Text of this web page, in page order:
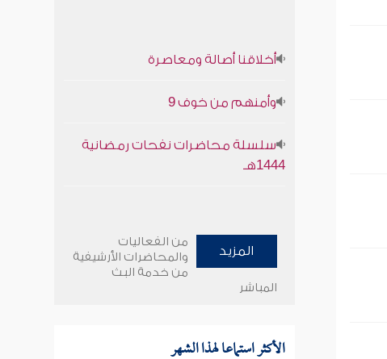
أخلاقنا أصالة ومعاصرة
وأمنهم من خوف 9
سلسلة محاضرات نفحات رمضانية
1444هـ
المزيد
من الفعاليات
والمحاضرات الأرشيفية
من خدمة البث
المباشر
الأكثر استماعا لهذا الشهر